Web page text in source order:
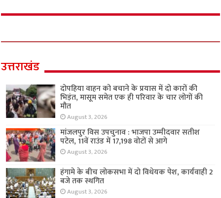
उत्तराखंड
दोपहिया वाहन को बचाने के प्रयास में दो कारों की
भिड़ंत, मासूम समेत एक ही परिवार के चार लोगों की
मौत
August 3, 2026
मांजलपुर विस उपचुनाव : भाजपा उम्मीदवार सतीश
पटेल, 11वें राउंड में 17,198 वोटों से आगे
August 3, 2026
हंगामे के बीच लोकसभा में दो विधेयक पेश, कार्यवाही 2
बजे तक स्थगित
August 3, 2026